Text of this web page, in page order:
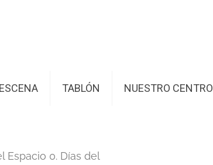
TABLÓN NUESTRO CENTRO
Espacio 0. Días del